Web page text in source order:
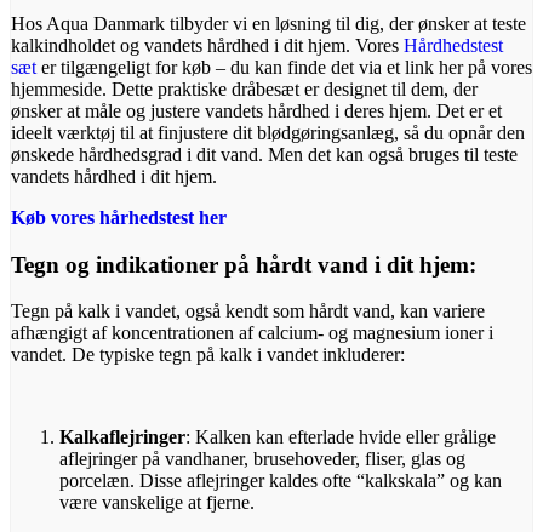
Hos Aqua Danmark tilbyder vi en løsning til dig, der ønsker at teste
kalkindholdet og vandets hårdhed i dit hjem. Vores Hårdhedstest
sæt er tilgængeligt for køb – du kan finde det via et link her på vores
hjemmeside. Dette praktiske dråbesæt er designet til dem, der
ønsker at måle og justere vandets hårdhed i deres hjem. Det er et
ideelt værktøj til at finjustere dit blødgøringsanlæg, så du opnår den
ønskede hårdhedsgrad i dit vand. Men det kan også bruges til teste
vandets hårdhed i dit hjem.
Køb vores hårhedstest her
Tegn og indikationer på hårdt vand i dit hjem:
Tegn på kalk i vandet, også kendt som hårdt vand, kan variere
afhængigt af koncentrationen af calcium- og magnesium ioner i
vandet. De typiske tegn på kalk i vandet inkluderer:
Kalkaflejringer: Kalken kan efterlade hvide eller grålige
aflejringer på vandhaner, brusehoveder, fliser, glas og
porcelæn. Disse aflejringer kaldes ofte “kalkskala” og kan
være vanskelige at fjerne.